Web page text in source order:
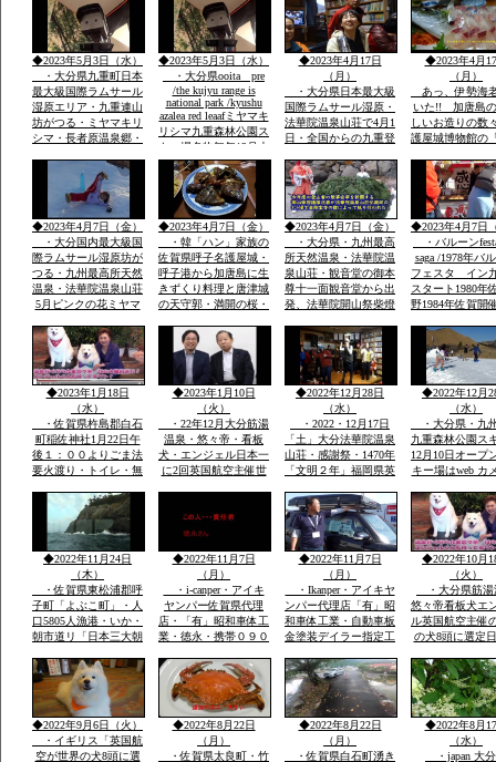
に顔つきがちがう飲む
とよくなる水です「体
の調子が悪い人は飲ま
ないこと」
内に踊り本舞台
民企業総参加こ
人も企業も約
参加「しゃもじ
を出し参加
◆2023年5月3日（水）
・大分県九重町日本
最大級国際ラムサール
湿原エリア・九重連山
坊がつる・ミヤマキリ
シマ・長者原温泉郷・
公園スキー場・毎年12
月末の「天空の大花火
大会」２０００ｍ級の
冬の山々空に花火・・
◆2023年5月3日（水）
・大分県ooita pre
/the kujyu range is
national park /kyushu
azalea red leaafミヤマキ
リシマ九重森林公園ス
キー場名物毎年12月大
花火
◆2023年4月17日
（月）
・大分県日本最大級
国際ラムサール湿原・
法華院温泉山荘で4月1
日・全国からの九重登
開山祭と夜は九重町白
鳥神社の夜神楽の舞が
奉納当日夜「日本100
名山」を達制したスズ
キさんが拍手でした
◆2023年4月
（月）
あっ、伊勢海
いた!! 加唐島
しいお造りの数
護屋城博物館の
目、唐津城
◆2023年4月7日（金）
・大分国内最大級国
際ラムサール湿原坊が
つる・九州最高所天然
温泉・法華院温泉山荘
5月ピンクの花ミヤマ
山赤ピンク色に染ま
る・九重森林公園スキ
ー場ママと遊べる子供
専用広場・名物天空の
花火
◆2023年4月7日（金）
・韓「ハン」家族の
佐賀県呼子名護屋城・
呼子港から加唐島に生
きずくり料理と唐津城
の天守郭・満開の桜・
お刺身は・伊勢エビ・
ヒラメ・鯛・アワビ・
海老・身が動いた刺
身・焼き物・おいしか
つた
◆2023年4月7日（金）
・大分県・九州最高
所天然温泉・法華院温
泉山荘・観音堂の御本
尊十一面観音堂から出
発、法華院開山祭柴燈
ました全国からの登山
者の無事安寧を祈願す
る天気よく多数参加さ
れました
◆2023年4月7日
・バルーン
saga /1978年バ
フェスタ イン
スタート1980年
野1984年佐賀開
1984年世界大
◆2023年1月18日
（水）
・佐賀県杵島郡白石
町稲佐神社1月22日午
後１：００よりごま法
要火渡り・トイレ・無
大分県九重森林公園ス
キー場・日本一夢大吊
橋・ラムサール湿原坊
がつる・九州最高所天
然温泉法華院
◆2023年1月10日
（火）
・22年12月大分筋湯
温泉・悠々帝・看板
犬・エンジェル日本一
に2回英国航空主催世
ｓ://chinanews.jp・中
国経済新聞web版日本
載
◆2022年12月28日
（水）
・2022・12月17日
「土」大分法華院温泉
山荘・感謝祭・1470年
「文明２年」福岡県英
「現」弘蔵岳久・自然
を守り・九州最高所天
然温泉・場内には観音
堂も・国立公園ラムサ
ール湿原内
◆2022年12月
（水）
・大分県・九
九重森林公園ス
12月10日オープ
キー場はweb カ
岡市からスキー
バスＯＫ・JR
豊後森駅前・高
インターバス停
す
◆2022年11月24日
（木）
・佐賀県東松浦郡呼
子町「よぶこ町」・人
口5805人漁港・いか・
朝市道リ「日本三大朝
よ映画寅次郎子守歌撮
影場所・綱引き・近く
に名護屋城・豊臣秀
吉・１００名城選定・
柱状節理玄武岩
◆2022年11月7日
（月）
・i-canper・アイキ
ヤンパー佐賀県代理
店・「有」昭和車体工
業・徳永・携帯０９０
８・展示場に軽・普・
大型車にキヤンパー商
品実装展示アルミハシ
ゴで登り見て・広さ寝
てみてOK
◆2022年11月7日
（月）
・Ikanper・アイキヤ
ンパー代理店「有」昭
和車体工業・自動車板
金塗装デイラー指定工
普・大型車実車・テン
ト実商品大展示展示場
有・説明等あれば?携
帯090-2086-2858・徳
永
◆2022年10月
（火）
・大分県筋湯
悠々帝看板犬エ
ル英国航空主催
の犬8頭に選定
選定・日本政府
ロンドン事務所
で通知・日本語
世界の8頭が大
誕生です
◆2022年9月6日（火）
・イギリス「英国航
空が世界の犬8頭に選
◆2022年8月22日
（月）
・佐賀県太良町・竹
◆2022年8月22日
（月）
・佐賀県白石町湧き
◆2022年8月
（水）
・japan 大